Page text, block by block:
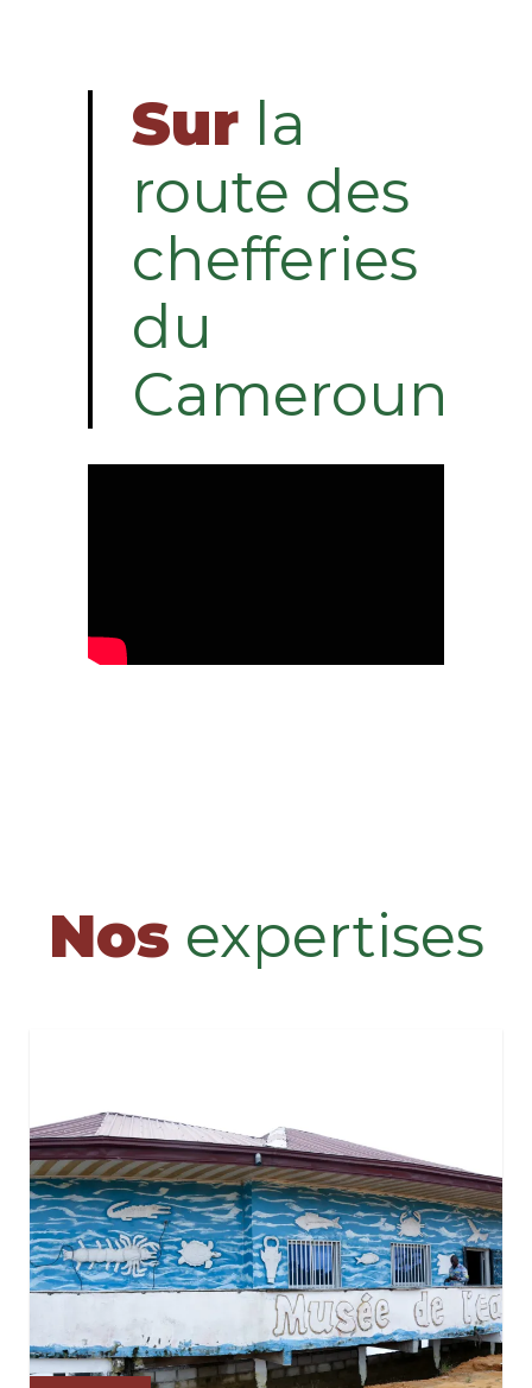
Sur la
route des
chefferies
du
Cameroun
Nos expertises